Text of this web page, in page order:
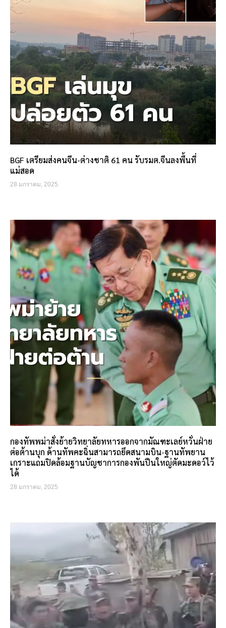
BGF เตรียมส่งคนจีน-ต่างชาติ 61 คน รับรมต.จีนลงพื้นที่
แม่สอด
28 มกราคม, 2025
กองทัพพม่าสั่งย้ายวิทยาลัยทหารออกจากมัณฑะเลย์หวั่นฝ่าย
ต่อต้านบุก ด้านทัพคะฉิ่นสามารถยึดสนามบิน-ฐานทัพยาน
เกราะแถมปิดล้อมฐานบัญชาการกองพันปืนใหญ่ตัดมะดอว์ไว้
ได้
28 มกราคม, 2025